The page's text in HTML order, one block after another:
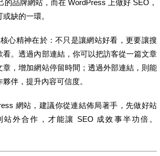
的品牌網站，而在 WordPress 上做好 SEO，
缺的一環。
心精神在於：不只是讓網站好看，更要讓搜
看。透過內部連結，你可以把訪客從一篇文章
章，增加網站停留時間；透過外部連結，則能
伴，提升內容可信度。
網站，建議你從連結佈局著手，先做好站
外合作，才能讓 SEO 成效事半功倍。